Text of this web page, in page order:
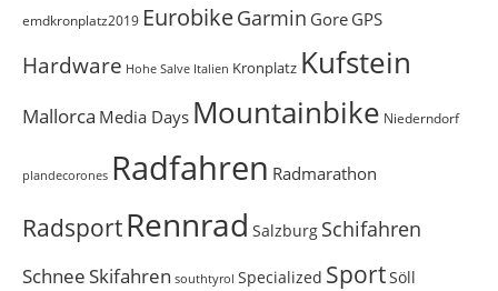
emdkronplatz2019 EurobikeGarmin Gore GPS
Hardware Hohe Salve Italien Kronplatz Kufstein
Mallorca Media Days Mountainbike Niederndorf
plandecorones Radfahren Radmarathon
RadsportRennrad Salzburg Schifahren
Schnee Skifahren southtyrol Specialized SportSöll